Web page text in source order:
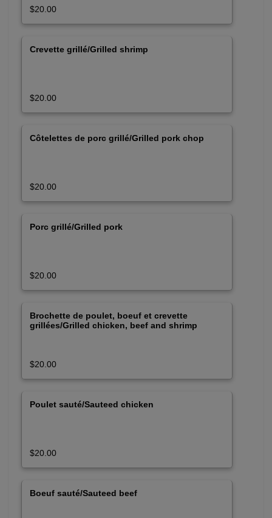
$20.00
Crevette grillé/Grilled shrimp
$20.00
Côtelettes de porc grillé/Grilled pork chop
$20.00
Porc grillé/Grilled pork
$20.00
Brochette de poulet, boeuf et crevette
grillées/Grilled chicken, beef and shrimp
$20.00
Poulet sauté/Sauteed chicken
$20.00
Boeuf sauté/Sauteed beef